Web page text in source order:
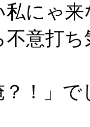
私にゃ
不意打
！」で